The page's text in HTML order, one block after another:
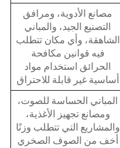
مصانع الأدوية، ومرافق
التصنيع الجيد، والمباني
الشاهقة، وأي مكان تتطلب
فيه قوانين مكافحة
الحرائق استخدام مواد
أساسية غير قابلة للاحتراق
المباني الحساسة للصوت،
ومصانع تجهيز الأغذية،
والمشاريع التي تتطلب وزنًا
أخف من الصوف الصخري